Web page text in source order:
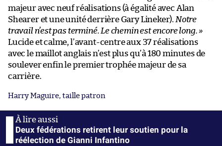
majeur avec neuf réalisations (à égalité avec Alan
Shearer et une unité derrière Gary Lineker). Notre
travail n’est pas terminé. Le chemin est encore long. »
Lucide et calme, l’avant-centre aux 37 réalisations
avec le maillot anglais n’est plus qu’à 180 minutes de
soulever enfin le premier trophée majeur de sa
carrière.
Harry Maguire, taille patron
Deux fédérations retirent leur soutien pour la
réélection de Gianni Infantino